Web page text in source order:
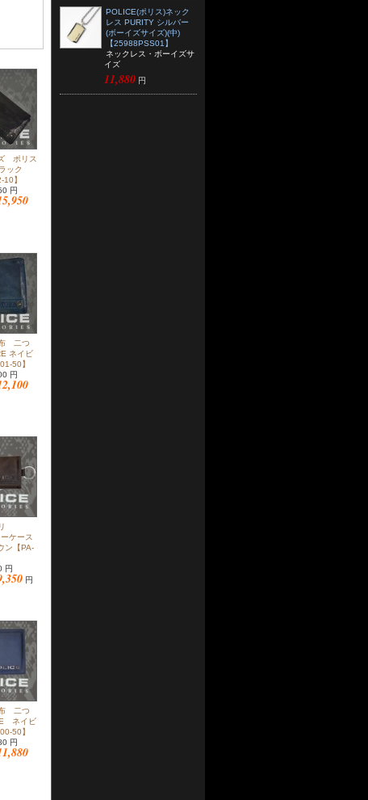
ポリス
ック
10】
円
二つ
ネイビ
50】
円
ケース
ン【PA-
円
円
二つ
ネイビ
50】
円
POLICE(ポリス)ネック
レス PURITY シルバー
(ボーイズサイズ)(中)
【25988PSS01】
ネックレス・ボーイズサ
イズ
11,880 円